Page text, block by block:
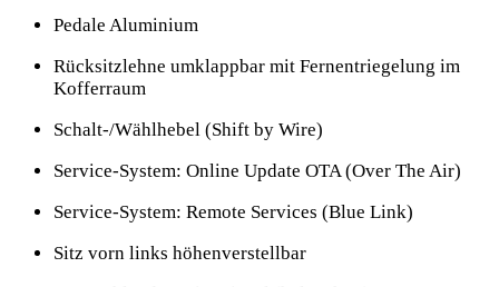
Pedale Aluminium
Rücksitzlehne umklappbar mit Fernentriegelung im
Kofferraum
Schalt-/Wählhebel (Shift by Wire)
Service-System: Online Update OTA (Over The Air)
Service-System: Remote Services (Blue Link)
Sitz vorn links höhenverstellbar